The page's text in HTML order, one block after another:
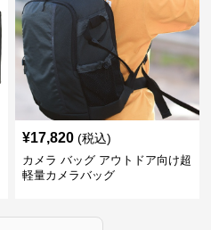
¥17,820 (税込)
カメラ バッグ アウトドア向け超
軽量カメラバッグ